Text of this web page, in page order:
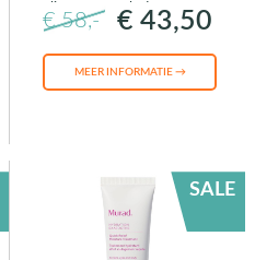
olie en versnelt de
vermindering van puistjes
toepassingen.
€ 58,- € 43,50
MEER INFORMATIE →
SALE